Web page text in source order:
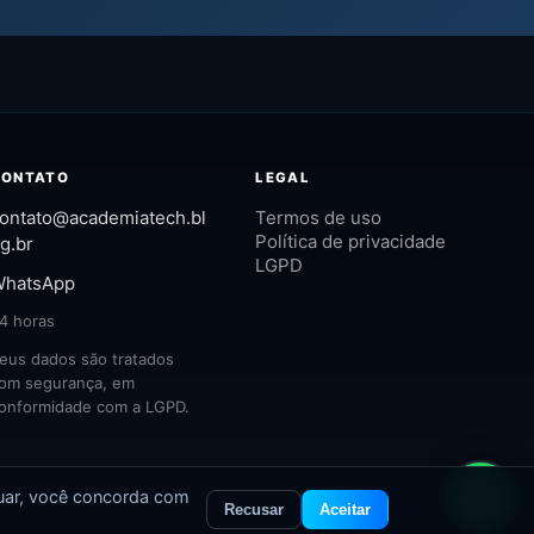
horas
dados são tratados
segurança, em
com a LGPD.
LEGAL
Termos de uso
Política de privacidade
LGPD
você concorda com
Recusar Aceitar